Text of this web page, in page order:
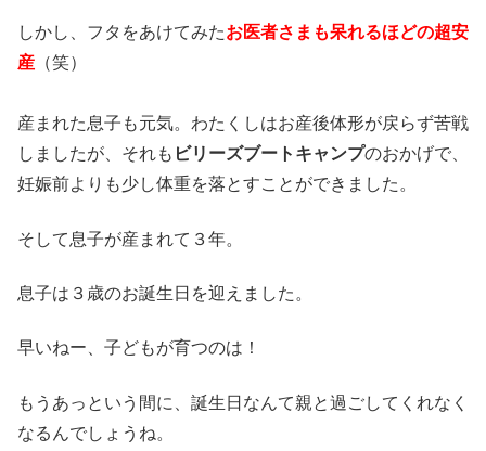
しかし、フタをあけてみたお医者さまも呆れるほどの超安
産 （笑）
産まれた息子も元気。わたくしはお産後体形が戻らず苦戦
しましたが、それも ビリーズブートキャンプのおかげで、
妊娠前よりも少し体重を落とすことができました。
そして息子が産まれて３年。
息子は３歳のお誕生日を迎えました。
早いねー、子どもが育つのは！
もうあっという間に、誕生日なんて親と過ごしてくれなく
なるんでしょうね。